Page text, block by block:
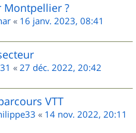
Montpellier ?
« 16 janv. 2023, 08:41
« 27 déc. 2022, 20:42
VTT
« 14 nov. 2022, 20:11